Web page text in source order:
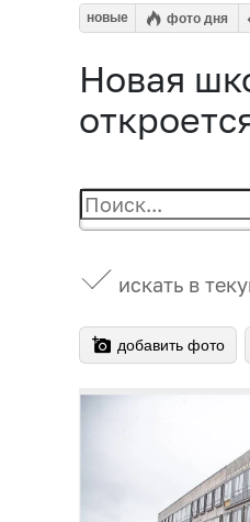
новые фото дня
Новая
искать в
добавить фото